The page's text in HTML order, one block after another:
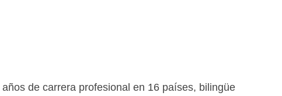
de carrera profesional en 16 países, bilingüe